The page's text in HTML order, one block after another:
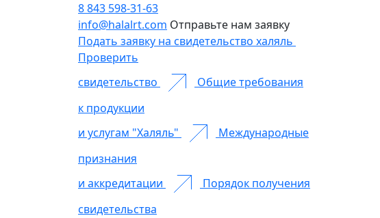
8 843 598-31-63
info@halalrt.com Отправьте нам заявку
Подать заявку на свидетельство халяль
Проверить
свидетельство
Общие требования
к продукции
и услугам "Халяль"
Международные
признания
и аккредитации
Порядок получения
свидетельства